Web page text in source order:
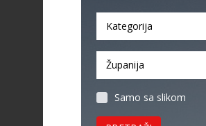
Kategorija
Županija
Samo sa slikom